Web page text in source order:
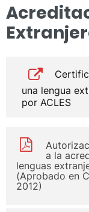
una lengua
por ACLES
a la
lenguas
(Aprobado en
2012)